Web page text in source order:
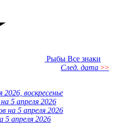
Рыбы Все знаки
След. дата >>
2026, воскресенье
5 апреля 2026
на 5 апреля 2026
5 апреля 2026